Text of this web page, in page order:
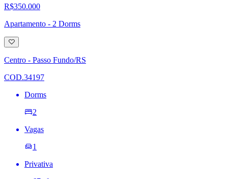
R$350.000
Apartamento - 2 Dorms
Adicionar
à
lista
de
Centro - Passo Fundo/RS
COD.34197
Dorms
2
Vagas
1
Privativa